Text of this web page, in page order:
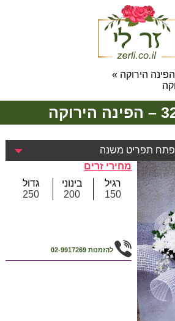
הפינה הירוקה »
פתח תפריט משנה
מחירי זרים
רגיל
150
בינוני
200
גדול
250
להזמנות 02-9917269